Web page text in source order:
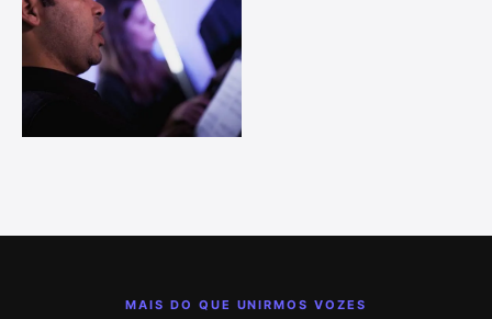
MAIS DO QUE UNIRMOS VOZES